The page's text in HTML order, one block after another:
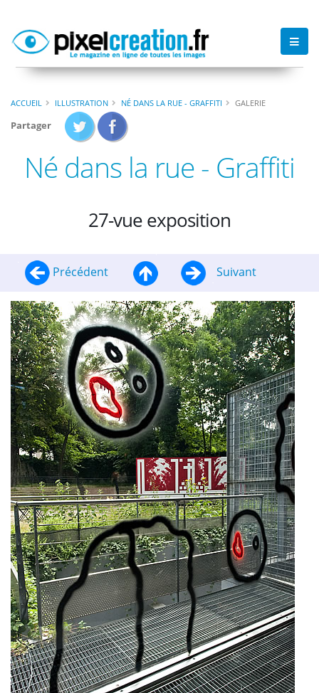
ACCUEIL ILLUSTRATION NÉ DANS LA RUE - GRAFFITI GALERIE
Partager
Né dans la rue - Graffiti
27-vue exposition
Précédent Suivant